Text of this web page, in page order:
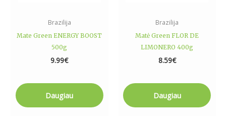
Brazilija
Mate Green ENERGY BOOST
500g
9.99€
Daugiau
Brazilija
Matė Green FLOR DE
LIMONERO 400g
8.59€
Daugiau